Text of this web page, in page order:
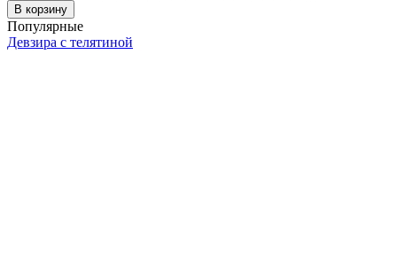
В корзину
Популярные
Девзира с телятиной